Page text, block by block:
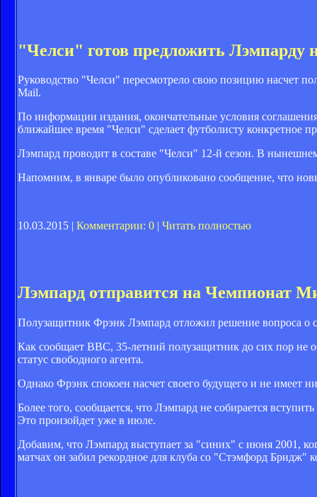
"Челси" готов предложить Лэмпарду
Руководство "Челси" пересмотрело свою позицию насчет
Mail.
По информации издания, окончательные условия
ближайшее время "Челси" сделает футболисту конкретное
Лэмпард проводит в составе "Челси" 12-й сезон. В
Напомним, в январе было опубликовано сообщение, что
10.03.2015 | Комментарии: 0 | Читать полностью
Лэмпард отправится на Чемпионат
Полузащитник Фрэнк Лэмпард отложил решение вопроса о
Как сообщает BBC, 35-летний полузащитник до сих пор не
статус свободного агента.
Однако Фрэнк спокоен насчет своего будущего и не имеет
Более того, сообщается, что Лэмпард не собирается
Это произойдет уже в июле.
Добавим, что Лэмпард выступает за "синих" с июня 2001,
матчах он забил рекордное для клуба со "Стэмфорд Бридж"